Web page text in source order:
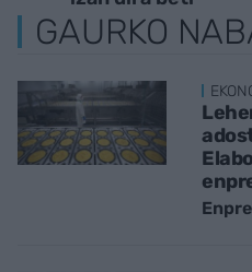
GAURKO